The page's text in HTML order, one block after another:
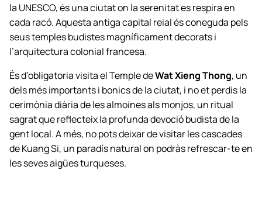
la UNESCO, és una ciutat on la serenitat es respira en
cada racó. Aquesta antiga capital reial és coneguda pels
seus temples budistes magníficament decorats i
l’arquitectura colonial francesa.
És d’obligatoria visita el Temple deWat Xieng Thong, un
dels més importants i bonics de la ciutat, i no et perdis la
cerimònia diària de les almoines als monjos, un ritual
sagrat que reflecteix la profunda devoció budista de la
gent local. A més, no pots deixar de visitar les cascades
de Kuang Si, un paradís natural on podràs refrescar-te en
les seves aigües turqueses.